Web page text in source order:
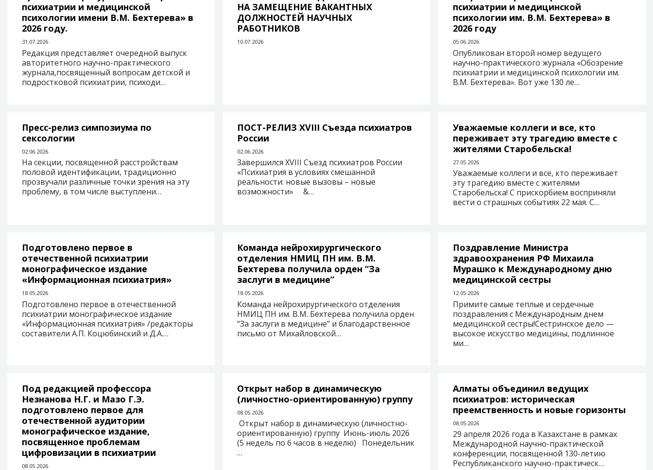
психиатрии и медицинской
психологии имени В.М. Бехтерева» в
2026 году.
31.07.2026
Редакция представляет очередной выпуск
авторитетного научно-практического
журнала,посвященный вопросам детской и
подростковой психиатрии, психоди…
НА ЗАМЕЩЕНИЕ ВАКАНТНЫХ
ДОЛЖНОСТЕЙ НАУЧНЫХ
РАБОТНИКОВ
10.07.2026
психиатрии и медицинской
психологии им. В.М. Бехтерева» в
2026 году
05.06.2026
Опубликован второй номер ведущего
научно-практического журнала «Обозрение
психиатрии и медицинской психологии им.
В.М. Бехтерева». Вот уже 130 ле…
Пресс-релиз симпозиума по
сексологии
02.06.2026
На секции, посвященной расстройствам
половой идентификации, традиционно
прозвучали различные точки зрения на эту
проблему, в том числе выступлени…
ПОСТ-РЕЛИЗ XVIII Съезда психиатров
России
02.06.2026
Завершился XVIII Съезд психиатров России
«Психиатрия в условиях смешанной
реальности: новые вызовы – новые
возможности» &…
Уважаемые коллеги и все, кто
переживает эту трагедию вместе с
жителями Старобельска!
27.05.2026
Уважаемые коллеги и все, кто переживает
эту трагедию вместе с жителями
Старобельска! С прискорбием восприняли
вести о страшных событиях 22 мая. С…
Подготовлено первое в
отечественной психиатрии
монографическое издание
«Информационная психиатрия»
18.05.2026
Подготовлено первое в отечественной
психиатрии монографическое издание
«Информационная психиатрия» /редакторы
составители А.П. Коцюбинский и Д.А.…
Команда нейрохирургического
отделения НМИЦ ПН им. В.М.
Бехтерева получила орден “За
заслуги в медицине”
18.05.2026
Команда нейрохирургического отделения
НМИЦ ПН им. В.М. Бехтерева получила орден
“За заслуги в медицине” и благодарственное
письмо от Михайловской…
Поздравление Министра
здравоохранения РФ Михаила
Мурашко к Международному дню
медицинской сестры
12.05.2026
Примите самые теплые и сердечные
поздравления с Международным днем
медицинской сестры!Сестринское дело —
высокое искусство медицины, подлинное
ми…
Под редакцией профессора
Незнанова Н.Г. и Мазо Г.Э.
подготовлено первое для
отечественной аудитории
монографическое издание,
посвященное проблемам
цифровизации в психиатрии
08.05.2026
Открыт набор в динамическую
(личностно-ориентированную) группу
08.05.2026
Открыт набор в динамическую (личностно-
ориентированную) группу Июнь-июль 2026
(5 недель по 6 часов в неделю) Понедельник
…
Алматы объединил ведущих
психиатров: историческая
преемственность и новые горизонты
08.05.2026
29 апреля 2026 года в Казахстане в рамках
Международной научно-практической
конференции, посвященной 130-летию
Республиканского научно-практическ…